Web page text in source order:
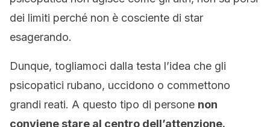
dei limiti perché non è cosciente di star
esagerando.
Dunque, togliamoci dalla testa l’idea che gli
psicopatici rubano, uccidono o commettono
grandi reati. A questo tipo di persone non
conviene stare al centro dell’attenzione.